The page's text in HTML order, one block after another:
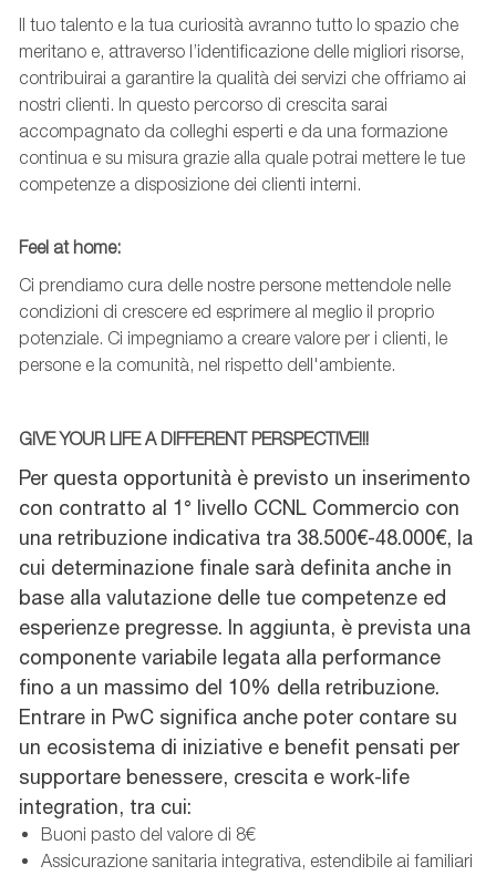
Il tuo talento e la tua curiosità avranno tutto lo spazio che
meritano e, attraverso l’identificazione delle migliori risorse,
contribuirai a garantire la qualità dei servizi che offriamo ai
nostri clienti. In questo percorso di crescita sarai
accompagnato da colleghi esperti e da una formazione
continua e su misura grazie alla quale potrai mettere le tue
competenze a disposizione dei clienti interni.
Feel athome:
Ci prendiamo cura delle nostre persone mettendole nelle
condizioni di crescere ed esprimere al meglio il proprio
potenziale. Ci impegniamo a creare valore per i clienti, le
persone e la comunità, nel rispetto dell'ambiente.
GIVE YOUR LIFE A DIFFERENT PERSPECTIVE!!!
Per questa opportunità è previsto un inserimento
con contratto al 1° livello CCNL Commercio con
una retribuzione indicativa tra 38.500€-48.000€, la
cui determinazione finale sarà definita anche in
base alla valutazione delle tue competenze ed
esperienze pregresse. In aggiunta, è prevista una
componente variabile legata alla performance
fino a un massimo del 10% della retribuzione.
Entrare in PwC significa anche poter contare su
un ecosistema di iniziative e benefit pensati per
supportare benessere, crescita e work-life
integration, tra cui:
Buoni pasto del valore di 8€
Assicurazione sanitaria integrativa, estendibile ai familiari